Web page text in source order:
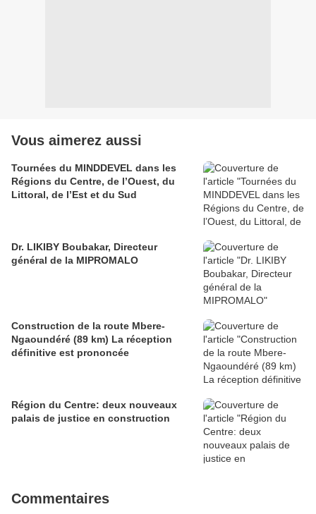
Vous aimerez aussi
Tournées du MINDDEVEL dans les
Régions du Centre, de l’Ouest, du
Littoral, de l’Est et du Sud
Dr. LIKIBY Boubakar, Directeur
général de la MIPROMALO
Construction de la route Mbere-
Ngaoundéré (89 km) La réception
définitive est prononcée
Région du Centre: deux nouveaux
palais de justice en construction
Commentaires